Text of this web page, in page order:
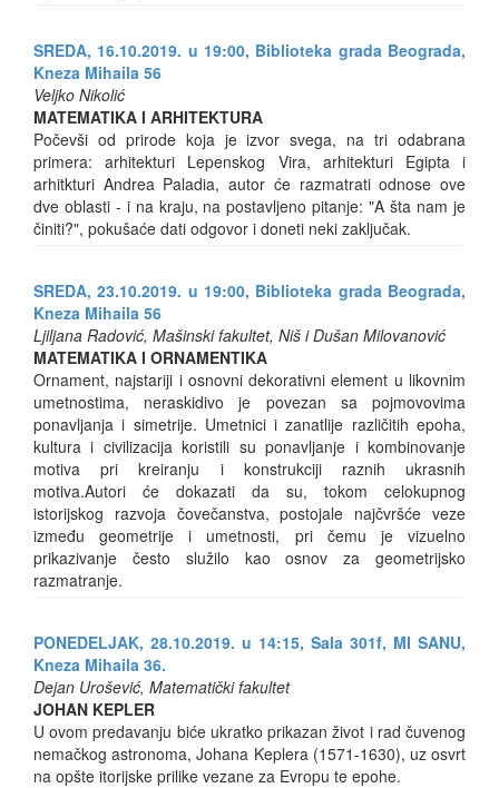
SREDA, 16.10.2019. u 19:00, Biblioteka grada Beograda,
Kneza Mihaila 56
Veljko Nikolić
MATEMATIKA I ARHITEKTURA
Počevši od prirode koja je izvor svega, na tri odabrana
primera: arhitekturi Lepenskog Vira, arhitekturi Egipta i
arhitkturi Andrea Paladia, autor će razmatrati odnose ove
dve oblasti - i na kraju, na postavljeno pitanje: "A šta nam je
činiti?", pokušaće dati odgovor i doneti neki zaključak.
SREDA, 23.10.2019. u 19:00, Biblioteka grada Beograda,
Kneza Mihaila 56
Ljiljana Radović, Mašinski fakultet, Niš i Dušan Milovanović
MATEMATIKA I ORNAMENTIKA
Ornament, najstariji i osnovni dekorativni element u likovnim
umetnostima, neraskidivo je povezan sa pojmovovima
ponavljanja i simetrije. Umetnici i zanatlije različitih epoha,
kultura i civilizacija koristili su ponavljanje i kombinovanje
motiva pri kreiranju i konstrukciji raznih ukrasnih
motiva.Autori će dokazati da su, tokom celokupnog
istorijskog razvoja čovečanstva, postojale najčvršće veze
između geometrije i umetnosti, pri čemu je vizuelno
prikazivanje često služilo kao osnov za geometrijsko
razmatranje.
PONEDELJAK, 28.10.2019. u 14:15, Sala 301f, MI SANU,
Kneza Mihaila 36.
Dejan Urošević, Matematički fakultet
JOHAN KEPLER
U ovom predavanju biće ukratko prikazan život i rad čuvenog
nemačkog astronoma, Johana Keplera (1571-1630), uz osvrt
na opšte itorijske prilike vezane za Evropu te epohe.